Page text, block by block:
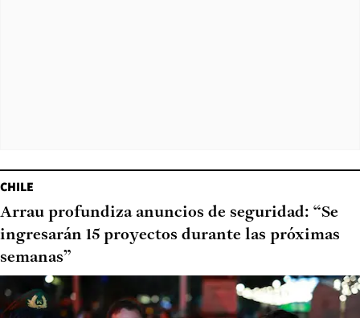
CHILE
Arrau profundiza anuncios de seguridad: “Se
ingresarán 15 proyectos durante las próximas
semanas”